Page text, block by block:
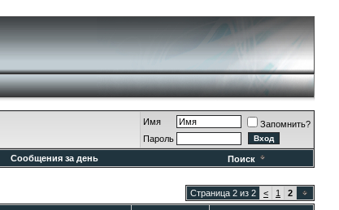
Имя
Запомнить?
Пароль
Сообщения за день Поиск
Страница 2 из 2 < 1 2